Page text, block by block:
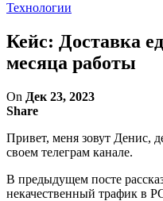
Технологии
Кейс: Доставка
месяца работы
On Дек 23, 2023
Share
Привет, меня зовут Денис,
своем телеграм канале.
В предыдущем посте
некачественный трафик в